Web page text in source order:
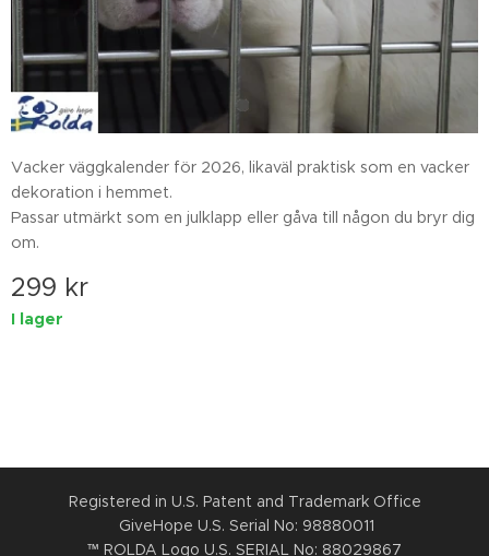
Vacker väggkalender för 2026, likaväl praktisk som en vacker
dekoration i hemmet.
Passar utmärkt som en julklapp eller gåva till någon du bryr dig
om.
299 kr
I lager
Registered in U.S. Patent and Trademark Office
GiveHope U.S. Serial No: 98880011
™ ROLDA Logo U.S. SERIAL No: 88029867